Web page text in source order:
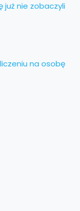
już nie zobaczyli
na osobę